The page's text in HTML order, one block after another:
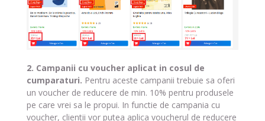
2. Campanii cu voucher aplicat in cosul de
cumparaturi. Pentru aceste campanii trebuie sa oferi
un voucher de reducere de min. 10% pentru produsele
pe care vrei sa le propui. In functie de campania cu
voucher, clientii vor putea aplica voucherul de reducere